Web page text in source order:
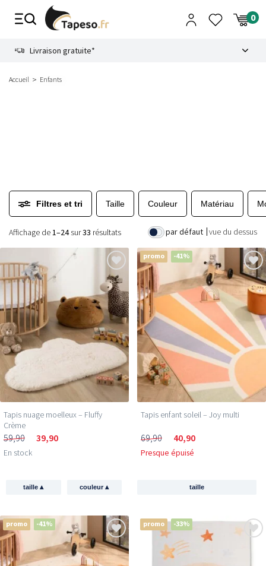
Livraison gratuite*
Accueil Enfants
Filtres et tri Taille Couleur Matériau
par défaut vue du dessus
Affichage de1–24sur33 résultats
Tapis nuage moelleux – Fluffy
Crème
59,90 39,90
En stock
taille▴ couleur▴
promo -41%
Tapis enfant soleil – Joy multi
69,90 40,90
Presque épuisé
taille
promo -41% promo -33%